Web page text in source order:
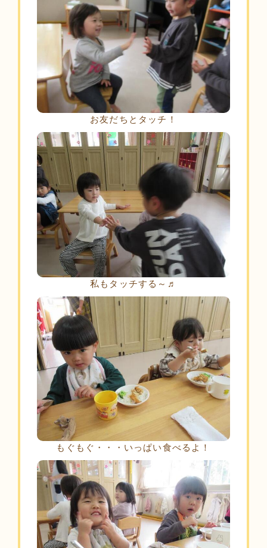
お友だちとタッチ！
私もタッチする～♬
もぐもぐ・・・いっぱい食べるよ！